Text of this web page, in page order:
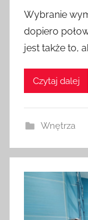
Wybranie
dopiero
jest także to,
Czytaj dalej
Wnętrza